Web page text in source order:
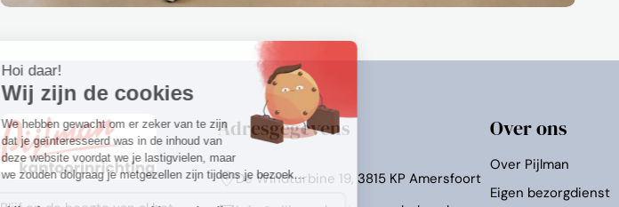
Adresgegevens
De Windturbine 19, 3815 KP Amersfoort
Over ons
Over Pijlman
Eigen bezorgdienst